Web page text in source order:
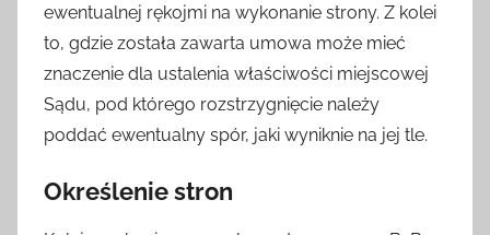
ewentualnej rękojmi na wykonanie strony. Z kolei
to, gdzie została zawarta umowa może mieć
znaczenie dla ustalenia właściwości miejscowej
Sądu, pod którego rozstrzygnięcie należy
poddać ewentualny spór, jaki wyniknie na jej tle.
Określenie stron